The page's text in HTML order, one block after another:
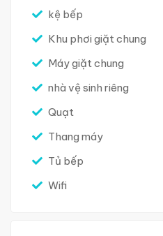
kệ bếp
Khu phơi giặt chung
Máy giặt chung
nhà vệ sinh riêng
Quạt
Thang máy
Tủ bếp
Wifi